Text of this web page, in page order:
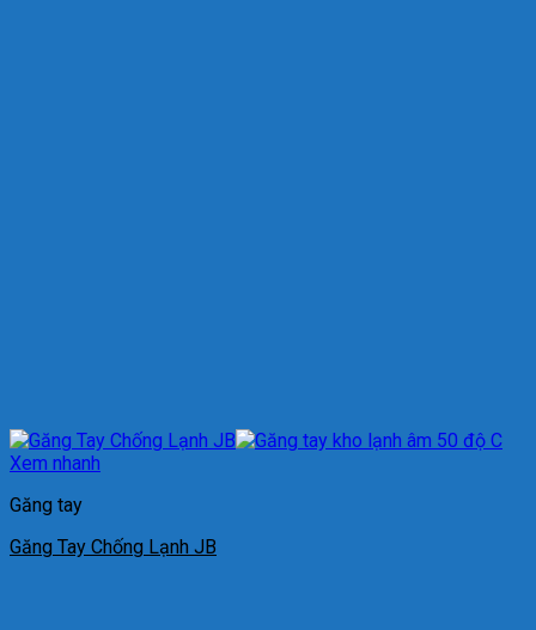
Xem nhanh
Găng tay
Găng Tay Chống Lạnh JB